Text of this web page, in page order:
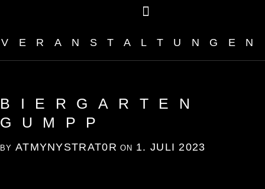
VERANSTALTUNGEN
BIERGARTEN
GUMPP
BY ATMYNYSTRAT0R ON 1. JULI 2023